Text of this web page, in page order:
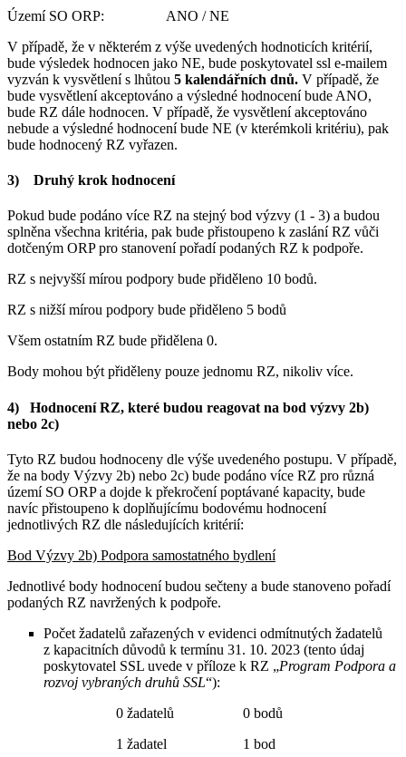
Území SO ORP: ANO / NE
V případě, že v některém z výše uvedených hodnoticích kritérií,
bude výsledek hodnocen jako NE, bude poskytovatel ssl e-mailem
vyzván k vysvětlení s lhůtou 5 kalendářních dnů. V případě, že
bude vysvětlení akceptováno a výsledné hodnocení bude ANO,
bude RZ dále hodnocen. V případě, že vysvětlení akceptováno
nebude a výsledné hodnocení bude NE (v kterémkoli kritériu), pak
bude hodnocený RZ vyřazen.
3) Druhý krok hodnocení
Pokud bude podáno více RZ na stejný bod výzvy (1 - 3) a budou
splněna všechna kritéria, pak bude přistoupeno k zaslání RZ vůči
dotčeným ORP pro stanovení pořadí podaných RZ k podpoře.
RZ s nejvyšší mírou podpory bude přiděleno 10 bodů.
RZ s nižší mírou podpory bude přiděleno 5 bodů
Všem ostatním RZ bude přidělena 0.
Body mohou být přiděleny pouze jednomu RZ, nikoliv více.
4) Hodnocení RZ, které budou reagovat na bod výzvy 2b)
nebo 2c)
Tyto RZ budou hodnoceny dle výše uvedeného postupu. V případě,
že na body Výzvy 2b) nebo 2c) bude podáno více RZ pro různá
území SO ORP a dojde k překročení poptávané kapacity, bude
navíc přistoupeno k doplňujícímu bodovému hodnocení
jednotlivých RZ dle následujících kritérií:
Bod Výzvy 2b) Podpora samostatného bydlení
Jednotlivé body hodnocení budou sečteny a bude stanoveno pořadí
podaných RZ navržených k podpoře.
Počet žadatelů zařazených v evidenci odmítnutých žadatelů
z kapacitních důvodů k termínu 31. 10. 2023 (tento údaj
poskytovatel SSL uvede v příloze k RZ „Program Podpora a
rozvoj vybraných druhů SSL“):
0 žadatelů 0 bodů
1 žadatel 1 bod